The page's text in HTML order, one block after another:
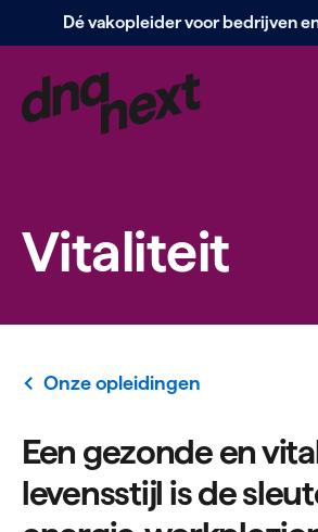
Navigatie
Dé vakopleider voor bedrijven
Vita­liteit
Onze opleidingen
Een gezonde en
levensstijl is de